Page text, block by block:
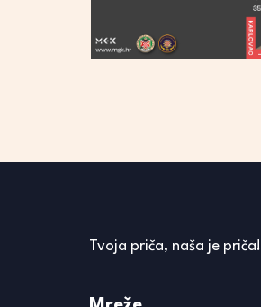
Tvoja priča, naša je priča!